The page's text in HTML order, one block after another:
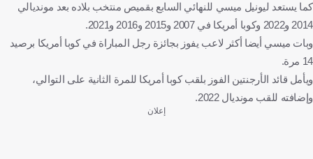
كما يستعد ليونيل ميسي للنهائي السابع بقميص منتخب بلاده بعد مونديالي
2014 و2022 وكوبا أمريكا في 2007 و2015 و2016 و2021.
وبات ميسي أيضا أكثر لاعب يفوز بجائزة رجل المباراة في كوبا أمريكا برصيد
14 مرة.
ويأمل قائد الأرجنتين الفوز بلقب كوبا أمريكا للمرة الثانية على التوالي،
وإضافته للقب مونديال 2022.
إعلان